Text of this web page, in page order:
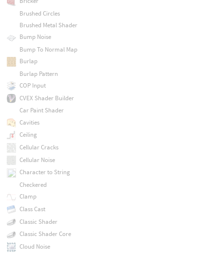
Brushed Circles
Brushed Metal Shader
Bump Noise
Bump To Normal Map
Burlap
Burlap Pattern
COP Input
CVEX Shader Builder
Car Paint Shader
Cavities
Ceiling
Cellular Cracks
Cellular Noise
Character to String
Checkered
Clamp
Class Cast
Classic Shader
Classic Shader Core
Cloud Noise